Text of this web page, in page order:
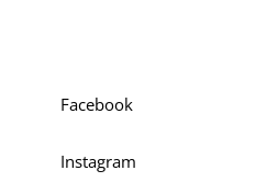
Facebook
Instagram